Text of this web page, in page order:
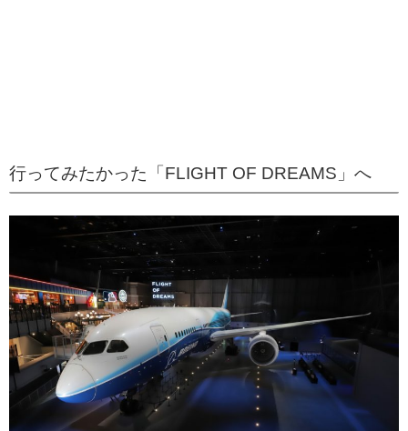
行ってみたかった「FLIGHT OF DREAMS」へ